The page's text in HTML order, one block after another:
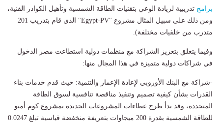
برامج تدريبية لزيادة الوعي بتقنيات الطاقة الشمسية وتأهيل الكوادر الفنية،
ومن ذلك على سبيل المثال مشروع "Egypt-PV" الذي قام بتدريب 201
متدرب من خلفيات مختلفة).
وفيما يتعلق بتعزيز الشراكة مع منظمات دولية استطاعت مصر الدخول
في شراكات دولية متميزة في هذا المجال منها:
-شراكة مع البنك الأوروبي لإعادة الإعمار والتنمية: حيث قدم خدمات بناء
القدرات بشأن كيفية تصميم وتنفيذ مناقصة تنافسية لسوق الطاقة
المتجددة، وقد بدأ طرح عطاءات المشروعات الجديدة بمشروع كوم أمبو
للطاقة الشمسية بقدرة 200 ميجاوات بتعريفة منخفضة قياسية تبلغ 0.0247